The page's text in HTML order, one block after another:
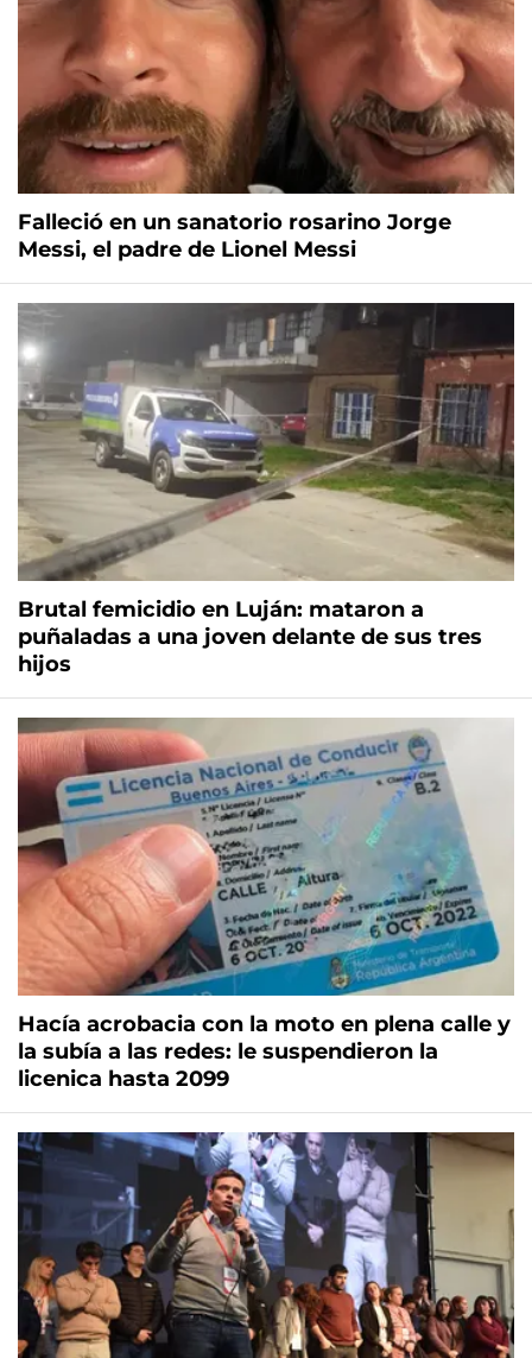
Falleció en un sanatorio rosarino Jorge
Messi, el padre de Lionel Messi
Brutal femicidio en Luján: mataron a
puñaladas a una joven delante de sus tres
hijos
Hacía acrobacia con la moto en plena calle y
la subía a las redes: le suspendieron la
licenica hasta 2099